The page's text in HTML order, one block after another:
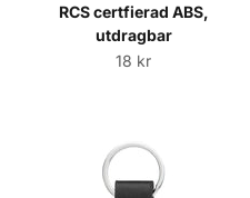
RCS certfierad ABS,
utdragbar
Sale price
18 kr